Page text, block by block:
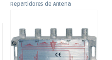
Repartidores de Antena